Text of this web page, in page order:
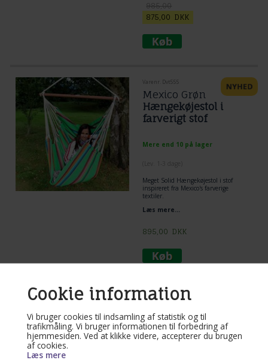
Cookie information
Vi bruger cookies til indsamling af statistik og til
trafikmåling. Vi bruger informationen til forbedring af
hjemmesiden. Ved at klikke videre, accepterer du brugen
af cookies.
Læs mere
100% lækkert ny bomuld.
985,00
875,00 DKK
Varenr. Dvt555
Mexico Grøn
Hængekøjestol i
farverigt stof
Mere end 10 på lager
Meget Solid Hængekøjestol i stof
inspireret fra Mexico's farverige
textiler.
Læs mere...
895,00 DKK
Varenr. DVT564
Guatemala Vino i
unikt gyldent Stof